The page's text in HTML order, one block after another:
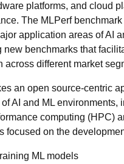
platforms, and cloud
The MLPerf
application areas of AI
new benchmarks that
across different market
an open source-centric
AI and ML environments,
computing (HPC)
focused on the
ML models